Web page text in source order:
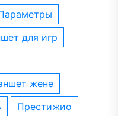
параметры
для игр
жене
престижио